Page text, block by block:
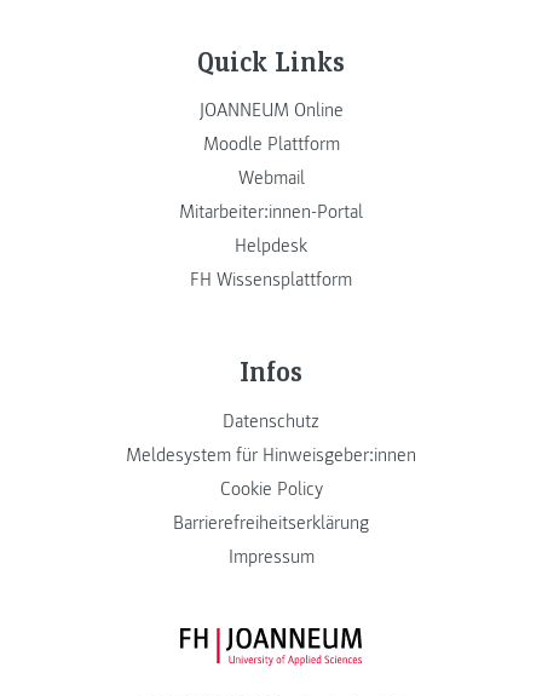
Quick Links
JOANNEUM Online
Moodle Plattform
Webmail
Mitarbeiter:innen-Portal
Helpdesk
FH Wissensplattform
Infos
Datenschutz
Meldesystem für Hinweisgeber:innen
Cookie Policy
Barrierefreiheitserklärung
Impressum
FH JOANNEUM Logo